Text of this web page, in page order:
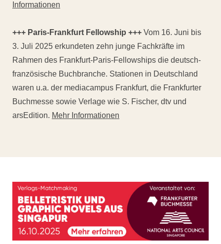
Informationen
+++ Paris-Frankfurt Fellowship +++ Vom 16. Juni bis
3. Juli 2025 erkundeten zehn junge Fachkräfte im
Rahmen des Frankfurt-Paris-Fellowships die deutsch-
französische Buchbranche. Stationen in Deutschland
waren u.a. der mediacampus Frankfurt, die Frankfurter
Buchmesse sowie Verlage wie S. Fischer, dtv und
arsEdition. Mehr Informationen